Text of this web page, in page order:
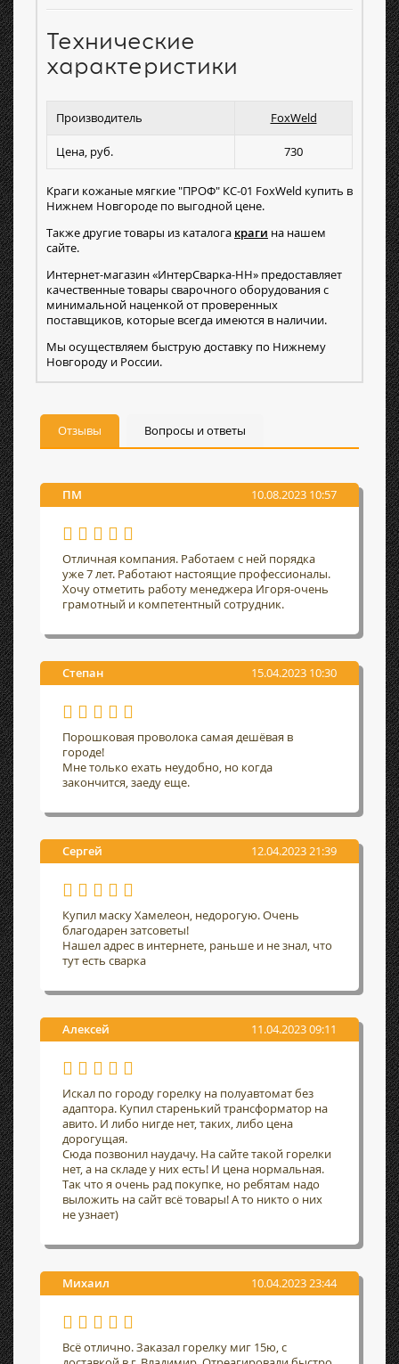
Технические
характеристики
Производитель FoxWeld
Цена, руб. 730
Краги кожаные мягкие "ПРОФ" КС-01 FoxWeld купить в
Нижнем Новгороде по выгодной цене.
Также другие товары из каталога краги на нашем
сайте.
Интернет-магазин «ИнтерСварка-НН» предоставляет
качественные товары сварочного оборудования с
минимальной наценкой от проверенных
поставщиков, которые всегда имеются в наличии.
Мы осуществляем быструю доставку по Нижнему
Новгороду и России.
Отзывы Вопросы и ответы
ПМ 10.08.2023 10:57
Отличная компания. Работаем с ней порядка
уже 7 лет. Работают настоящие профессионалы.
Хочу отметить работу менеджера Игоря-очень
грамотный и компетентный сотрудник.
Степан 15.04.2023 10:30
Порошковая проволока самая дешёвая в
городе!
Мне только ехать неудобно, но когда
закончится, заеду еще.
Сергей 12.04.2023 21:39
Купил маску Хамелеон, недорогую. Очень
благодарен затсоветы!
Нашел адрес в интернете, раньше и не знал, что
тут есть сварка
Алексей 11.04.2023 09:11
Искал по городу горелку на полуавтомат без
адаптора. Купил старенький трансформатор на
авито. И либо нигде нет, таких, либо цена
дорогущая.
Сюда позвонил наудачу. На сайте такой горелки
нет, а на складе у них есть! И цена нормальная.
Так что я очень рад покупке, но ребятам надо
выложить на сайт всё товары! А то никто о них
не узнает)
Михаил 10.04.2023 23:44
Всё отлично. Заказал горелку миг 15ю, с